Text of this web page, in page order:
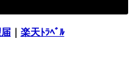
｜ 楽天ﾄﾗﾍﾞﾙ